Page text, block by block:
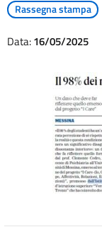
Rassegna stampa
Data:16/05/2025